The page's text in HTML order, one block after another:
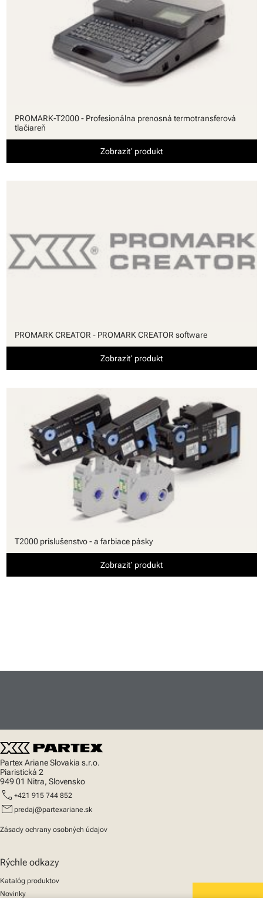
PROMARK-T2000 - Profesionálna prenosná termotransferová
tlačiareň
Zobraziť produkt
PROMARK CREATOR - PROMARK CREATOR software
Zobraziť produkt
T2000 príslušenstvo - a farbiace pásky
Zobraziť produkt
Partex Ariane Slovakia s.r.o.
Piaristická 2
949 01 Nitra, Slovensko
call +421 915 744 852
mail predaj@partexariane.sk
Zásady ochrany osobných údajov
Rýchle odkazy
Katalóg produktov
Novinky